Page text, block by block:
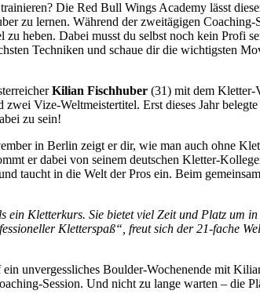
Die Red Bull Wings Academy lässt
zu lernen. Während der zweitägigen
heben. Dabei musst du selbst noch kein
Techniken und schaue dir die wichtigsten
Kilian Fischhuber (31) mit dem Kletter-
Vize-Weltmeistertitel. Erst dieses Jahr
zu sein!
in Berlin zeigt er dir, wie man auch ohne
er dabei von seinem deutschen Kletter-
taucht in die Welt der Pros ein. Beim
ein Kletterkurs. Sie bietet viel Zeit und Platz um
Kletterspaß“, freut sich der 21-fache
unvergessliches Boulder-Wochenende mit
Session. Und nicht zu lange warten – die